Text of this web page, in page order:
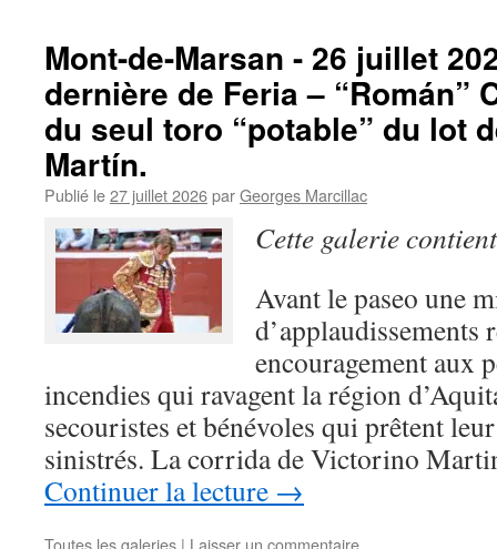
Mont-de-Marsan - 26 juillet
dernière de Feria – “Román”
du seul toro “potable” du lot
Martín.
Publié le27 juillet 2026parGeorges Marcillac
Cette galerie
Avant le paseo une
d’applaudissements
encouragement aux
incendies qui ravagent la région
secouristes et bénévoles qui prêtent
sinistrés. La corrida de Victorino
Continuer la lecture →
Toutes les galeries | Laisser un commentaire